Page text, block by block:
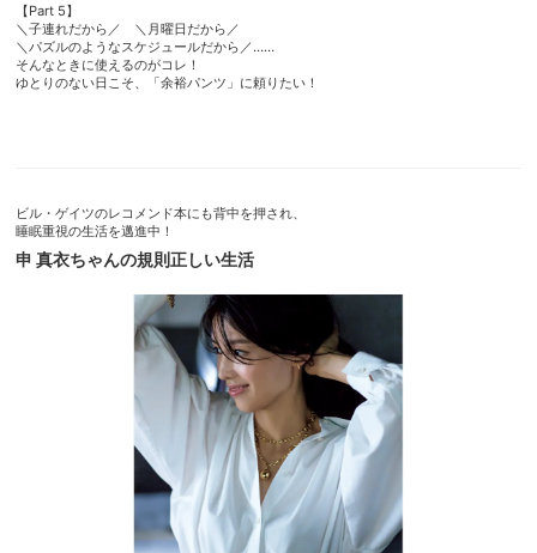
【Part 5】
＼子連れだから／ ＼月曜日だから／
＼パズルのようなスケジュールだから／……
そんなときに使えるのがコレ！
ゆとりのない日こそ、「余裕パンツ」に頼りたい！
ビル・ゲイツのレコメンド本にも背中を押され、
睡眠重視の生活を邁進中！
申 真衣ちゃんの規則正しい生活